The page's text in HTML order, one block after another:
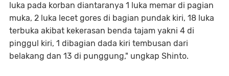
luka pada korban diantaranya 1 luka memar di pagian
muka, 2 luka lecet gores di bagian pundak kiri, 18 luka
terbuka akibat kekerasan benda tajam yakni 4 di
pinggul kiri, 1 dibagian dada kiri tembusan dari
belakang dan 13 di punggung," ungkap Shinto.